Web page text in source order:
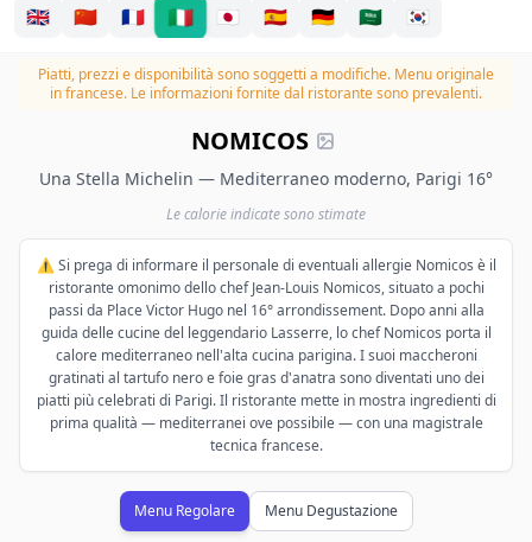
🇬🇧 🇨🇳 🇫🇷 🇮🇹 🇯🇵 🇪🇸 🇩🇪 🇸🇦 🇰🇷
Piatti, prezzi e disponibilità sono soggetti a modifiche. Menu originale
in francese. Le informazioni fornite dal ristorante sono prevalenti.
NOMICOS
Una Stella Michelin — Mediterraneo moderno, Parigi 16°
Le calorie indicate sono stimate
⚠️ Si prega di informare il personale di eventuali allergie Nomicos è il
ristorante omonimo dello chef Jean-Louis Nomicos, situato a pochi
passi da Place Victor Hugo nel 16° arrondissement. Dopo anni alla
guida delle cucine del leggendario Lasserre, lo chef Nomicos porta il
calore mediterraneo nell'alta cucina parigina. I suoi maccheroni
gratinati al tartufo nero e foie gras d'anatra sono diventati uno dei
piatti più celebrati di Parigi. Il ristorante mette in mostra ingredienti di
prima qualità — mediterranei ove possibile — con una magistrale
tecnica francese.
Menu Regolare Menu Degustazione